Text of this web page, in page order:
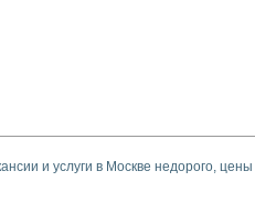
и услуги в Москве недорого, цены